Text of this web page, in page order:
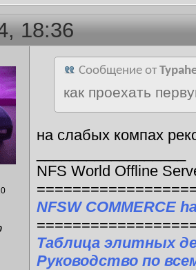
18:36
Сообщение от
как проехать
на слабых компах
NFS World Offline
NFSW COMMERCE
Таблица элитных
Руководство по